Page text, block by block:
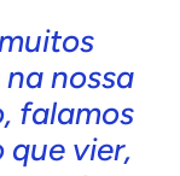
nossa
falamos
que vier,